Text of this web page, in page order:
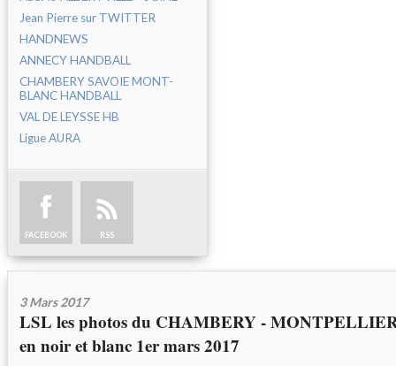
Jean Pierre sur TWITTER
HANDNEWS
ANNECY HANDBALL
CHAMBERY SAVOIE MONT-
BLANC HANDBALL
VAL DE LEYSSE HB
Ligue AURA
FACEBOOK RSS
3 Mars 2017
LSL les photos du CHAMBERY -
en noir et blanc 1er mars 2017